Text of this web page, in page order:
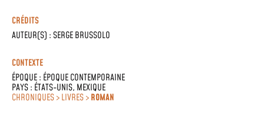
CRÉDITS
AUTEUR(S) :SERGE BRUSSOLO
CONTEXTE
ÉPOQUE : ÉPOQUE CONTEMPORAINE
PAYS : ÉTATS-UNIS, MEXIQUE
CHRONIQUES > LIVRES >ROMAN